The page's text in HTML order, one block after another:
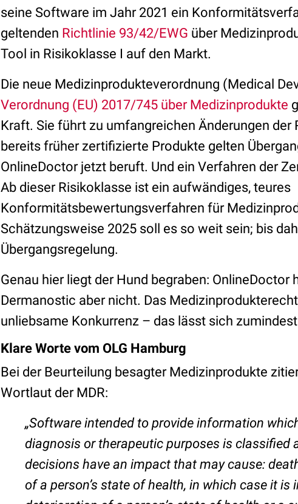
seine Software im Jahr 2021 ein
geltenden Richtlinie 93/42/EWG über
Tool in Risikoklasse I auf den Markt.
Die neue Medizinprodukteverordnung (Medical
Verordnung (EU) 2017/745 über Medizinprodukte
Kraft. Sie führt zu umfangreichen Änderungen der
bereits früher zertifizierte Produkte gelten
OnlineDoctor jetzt beruft. Und ein Verfahren der
Ab dieser Risikoklasse ist ein aufwändiges, teures
Konformitätsbewertungsverfahren für
Schätzungsweise 2025 soll es so weit sein; bis
Übergangsregelung.
Genau hier liegt der Hund begraben: OnlineDoctor
Dermanostic aber nicht. Das
unliebsame Konkurrenz – das lässt sich
Klare Worte vom OLG Hamburg
Bei der Beurteilung besagter Medizinprodukte
Wortlaut der MDR:
„Software intended to provide information
diagnosis or therapeutic purposes is classified
decisions have an impact that may cause:
of a person’s state of health, in which case it is